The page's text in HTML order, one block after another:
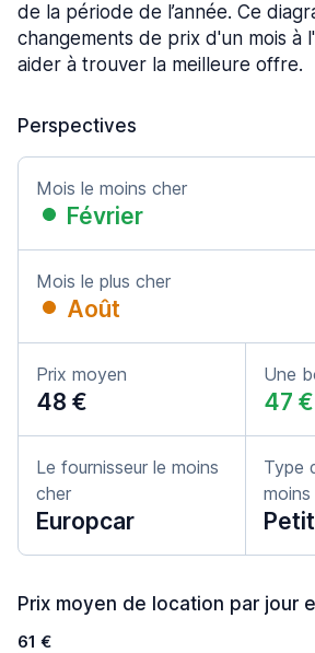
de la période de l’année. Ce
changements de prix d'un mois à
aider à trouver la meilleure offre.
Perspectives
Mois le moins cher
Février
Mois le plus cher
Août
Prix moyen
48 €
Une
47 €
Le fournisseur le moins
cher
Europcar
Type
Prix moyen de location par jour
61 €